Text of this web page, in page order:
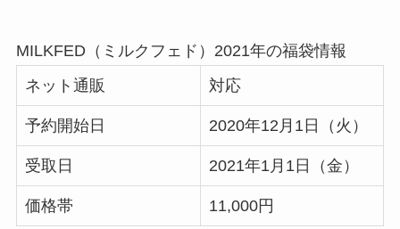
MILKFED（ミルクフェド）2021年の福袋情報
ネット通販
対応
予約開始日 2020年12月1日（火）
受取日 2021年1月1日（金）
価格帯 11,000円